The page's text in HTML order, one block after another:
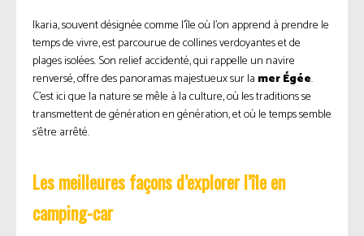
Ikaria, souvent désignée comme l’île où l’on apprend à prendre le
temps de vivre, est parcourue de collines verdoyantes et de
plages isolées. Son relief accidenté, qui rappelle un navire
renversé, offre des panoramas majestueux sur la mer Égée.
C’est ici que la nature se mêle à la culture, où les traditions se
transmettent de génération en génération, et où le temps semble
s’être arrêté.
Les meilleures façons d’explorer l’île en
camping-car